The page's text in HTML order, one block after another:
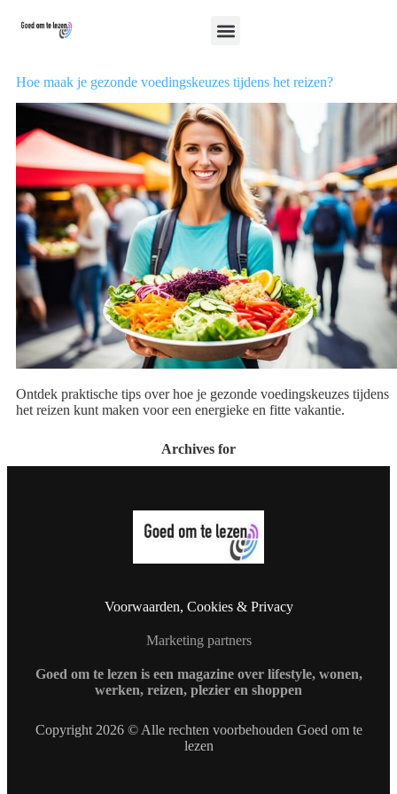
Hoe maak je gezonde voedingskeuzes tijdens het reizen?
Ontdek praktische tips over hoe je gezonde voedingskeuzes tijdens
het reizen kunt maken voor een energieke en fitte vakantie.
Archives for
Voorwaarden, Cookies & Privacy
Marketing partners
Goed om te lezen is een magazine over lifestyle, wonen,
werken, reizen, plezier en shoppen
Copyright 2026 © Alle rechten voorbehouden Goed om te
lezen